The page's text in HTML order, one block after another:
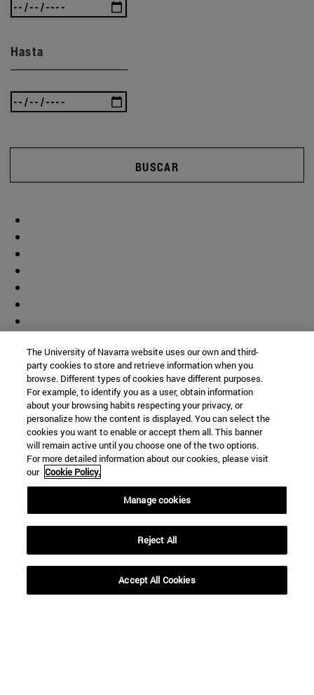
Hasta
BUSCAR
Biblioteca(abre en nueva ventana)
(abre en nueva ventana)
Aula virtual ADI(abre en nueva ventana)
Búsqueda de personas(abre en nueva ventana)
Trabaja con nosotros(abre en nueva ventana)
The University of Navarra website uses our own and third-
party cookies to store and retrieve information when you
browse. Different types of cookies have different purposes.
For example, to identify you as a user, obtain information
about your browsing habits respecting your privacy, or
personalize how the content is displayed. You can select the
cookies you want to enable or accept them all. This banner
will remain active until you choose one of the two options.
For more detailed information about our cookies, please visit
our Cookie Policy.
Manage cookies
Reject All
Accept All Cookies